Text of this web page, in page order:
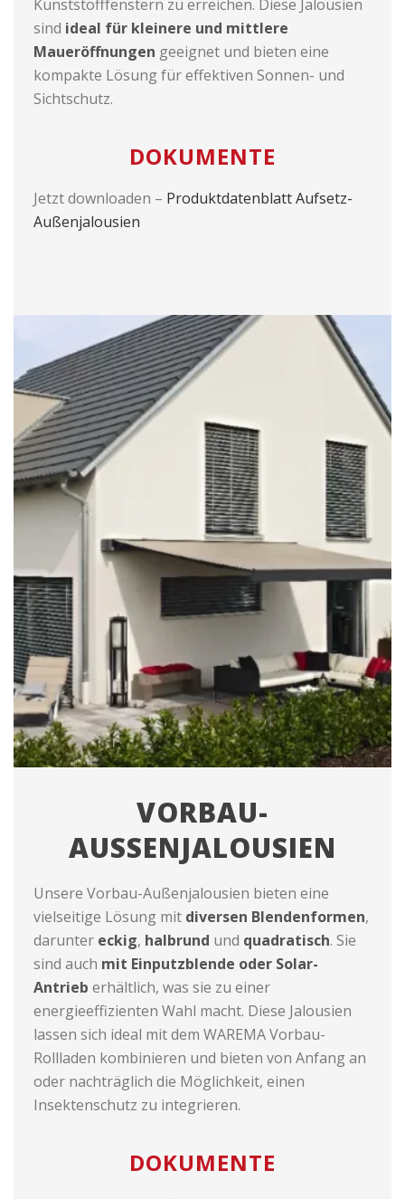
Kunststofffenstern zu erreichen. Diese Jalousien
sind ideal für kleinere und mittlere
Maueröffnungen geeignet und bieten eine
kompakte Lösung für effektiven Sonnen- und
Sichtschutz.
DOKUMENTE
Jetzt downloaden – Produktdatenblatt Aufsetz-
Außenjalousien
VORBAU-
AUSSENJALOUSIEN
Unsere Vorbau-Außenjalousien bieten eine
vielseitige Lösung mit diversen Blendenformen,
darunter eckig, halbrund und quadratisch. Sie
sind auch mit Einputzblende oder Solar-
Antrieb erhältlich, was sie zu einer
energieeffizienten Wahl macht. Diese Jalousien
lassen sich ideal mit dem WAREMA Vorbau-
Rollladen kombinieren und bieten von Anfang an
oder nachträglich die Möglichkeit, einen
Insektenschutz zu integrieren.
DOKUMENTE